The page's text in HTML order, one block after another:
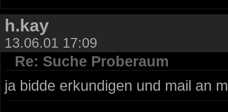
h.kay
13.06.01 17:09
Re: Suche Proberaum
ja bidde erkundigen und mail an